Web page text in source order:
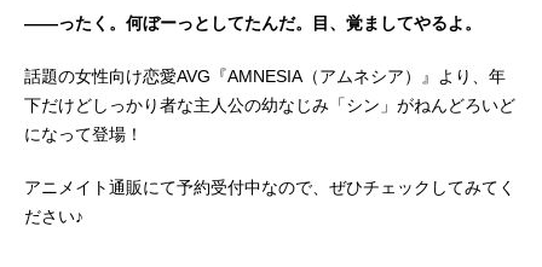
――ったく。何ぼーっとしてたんだ。目、覚ましてやるよ。
話題の女性向け恋愛AVG『AMNESIA（アムネシア）』より、年
下だけどしっかり者な主人公の幼なじみ「シン」がねんどろいど
になって登場！
アニメイト通販にて予約受付中なので、ぜひチェックしてみてく
ださい♪